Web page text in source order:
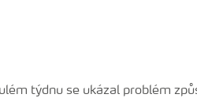
týdnu se ukázal problém